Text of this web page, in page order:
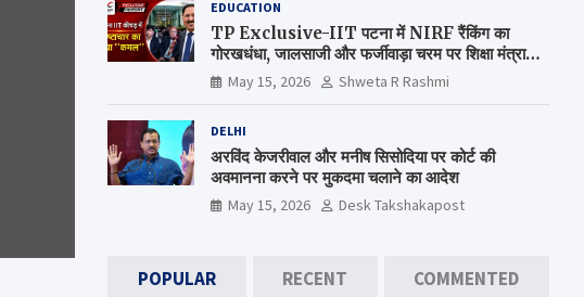
EDUCATION
TP Exclusive-IIT पटना में NIRF रैंकिंग का
गोरखधंधा, जालसाजी और फर्जीवाड़ा चरम पर शिक्षा मंत्रालय
कब जागेगा ?
May 15, 2026 Shweta R Rashmi
DELHI
अरविंद केजरीवाल और मनीष सिसोदिया पर कोर्ट की
अवमानना करने पर मुकदमा चलाने का आदेश
May 15, 2026 Desk Takshakapost
POPULAR RECENT COMMENTED